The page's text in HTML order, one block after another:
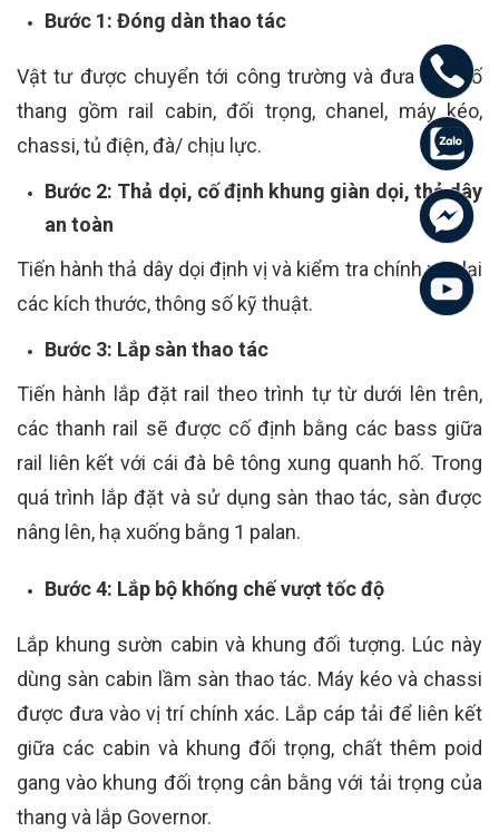
Bước 1: Đóng dàn thao tác
Vật tư được chuyển tới công trường và đưa vào hố
thang gồm rail cabin, đối trọng, chanel, máy kéo,
chassi, tủ điện, đà/ chịu lực.
Bước 2: Thả dọi, cố định khung giàn dọi, thả dây
an toàn
Tiến hành thả dây dọi định vị và kiểm tra chính xác lại
các kích thước, thông số kỹ thuật.
Bước 3: Lắp sàn thao tác
Tiến hành lắp đặt rail theo trình tự từ dưới lên trên,
các thanh rail sẽ được cố định bằng các bass giữa
rail liên kết với cái đà bê tông xung quanh hố. Trong
quá trình lắp đặt và sử dụng sàn thao tác, sàn được
nâng lên, hạ xuống bằng 1 palan.
Bước 4: Lắp bộ khống chế vượt tốc độ
Lắp khung sườn cabin và khung đối tượng. Lúc này
dùng sàn cabin lầm sàn thao tác. Máy kéo và chassi
được đưa vào vị trí chính xác. Lắp cáp tải để liên kết
giữa các cabin và khung đối trọng, chất thêm poid
gang vào khung đối trọng cân bằng với tải trọng của
thang và lắp Governor.